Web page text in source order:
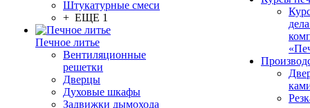
Штукатурные смеси
+ ЕЩЕ 1
Печное литье
Вентиляционные
решетки
Дверцы
Духовые шкафы
Задвижки дымохода